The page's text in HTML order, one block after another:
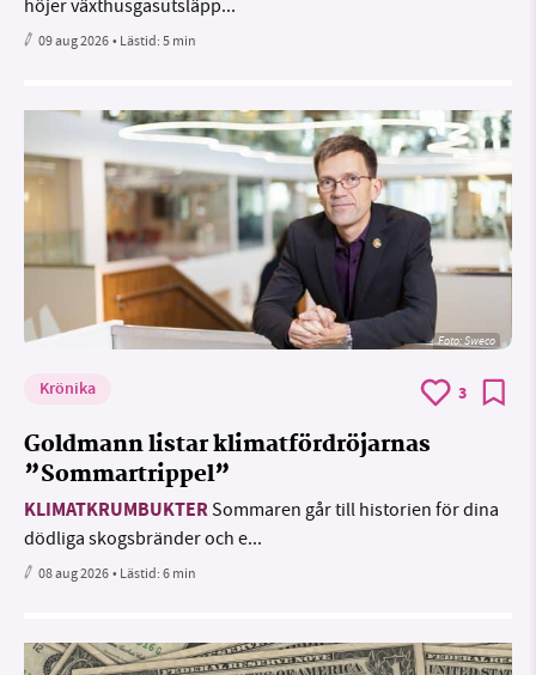
höjer växthusgasutsläpp...
09 aug 2026• Lästid:5 min
Foto: Sweco
Krönika 3
Goldmann listar klimatfördröjarnas
”Sommartrippel”
KLIMATKRUMBUKTERSommaren går till historien för dina
dödliga skogsbränder och e...
08 aug 2026• Lästid:6 min